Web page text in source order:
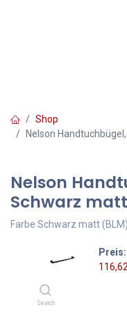
Preis:
116,62
Search
Shop
Nelson
Nelson
Schwarz matt
Farbe Schwarz matt (BLM)
Die Badaccessoires-
moderne geometrische
aus. Das Design basiert
stromlinienförmige Form